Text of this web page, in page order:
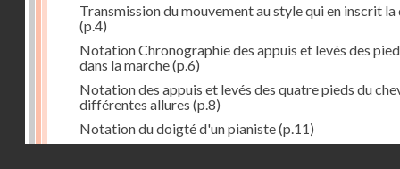
Transmission du mouvement au style qui en inscrit la
(p.4)
Notation Chronographie des appuis et levés des
dans la marche(p.6)
Notation des appuis et levés des quatre pieds du
différentes allures (p.8)
Notation du doigté d'un pianiste(p.11)